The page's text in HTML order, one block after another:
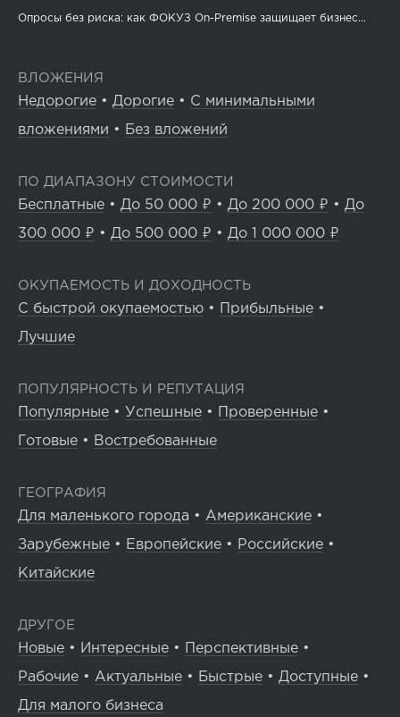
Опросы без риска: как ФОКУЗ On-Premise защищает бизнес...
ВЛОЖЕНИЯ
Недорогие • Дорогие • С минимальными
вложениями • Без вложений
ПО ДИАПАЗОНУ СТОИМОСТИ
Бесплатные • До 50 000 ₽ • До 200 000 ₽ • До
300 000 ₽ • До 500 000 ₽ • До 1 000 000 ₽
ОКУПАЕМОСТЬ И ДОХОДНОСТЬ
С быстрой окупаемостью • Прибыльные •
Лучшие
ПОПУЛЯРНОСТЬ И РЕПУТАЦИЯ
Популярные • Успешные • Проверенные •
Готовые • Востребованные
ГЕОГРАФИЯ
Для маленького города • Американские •
Зарубежные • Европейские • Российские •
Китайские
ДРУГОЕ
Новые • Интересные • Перспективные •
Рабочие • Актуальные • Быстрые • Доступные •
Для малого бизнеса